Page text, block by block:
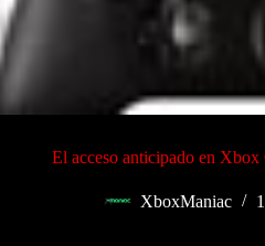
El acceso anticipado en Xbox
XboxManiac